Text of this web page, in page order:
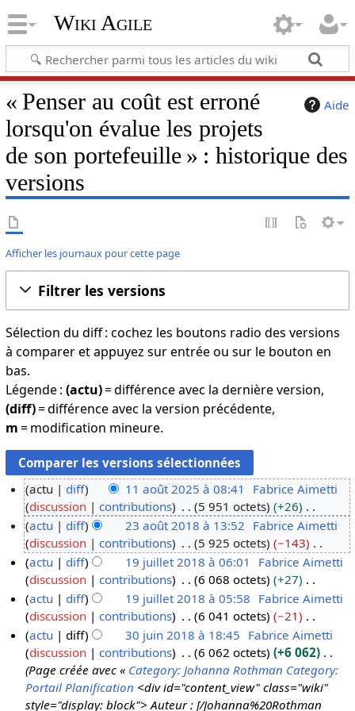
Wiki Agile
Aide
« Penser au coût est erroné
lorsqu'on évalue les projets
de son portefeuille » : historique des
versions
Afficher les journaux pour cette page
Filtrer les versions
Sélection du diff : cochez les boutons radio des versions
à comparer et appuyez sur entrée ou sur le bouton en
bas.
Légende : (actu)= différence avec la dernière version,
(diff)= différence avec la version précédente,
m= modification mineure.
1
o
0
actu diff 11 août 2025 à 08:41
Fabrice Aimetti
discussion
contributions 5 951 octets
+26
A
u
c
u
n
r
é
s
u
m
é
3
o
actu diff 23 août 2018 à 13:52 Fabrice Aimetti
discussion
contributions 5 925 octets
−143
A
u
c
u
n
r
é
s
9
u
actu diff 19 juillet 2018 à 06:01
Fabrice Aimetti
discussion
contributions 6 068 octets
+27
A
u
c
u
n
r
é
actu diff 19 juillet 2018 à 05:58 Fabrice Aimetti
discussion
contributions 6 041 octets
−21
A
u
c
u
n
actu diff 30 juin 2018 à 18:45 Fabrice Aimetti
discussion
contributions 6 062 octets
+6 062
Page créée avec « Category: Johanna Rothman Category:
Portail Planification <div id="content_view" class="wiki"
style="display: block"> Auteur : [/Johanna%20Rothman